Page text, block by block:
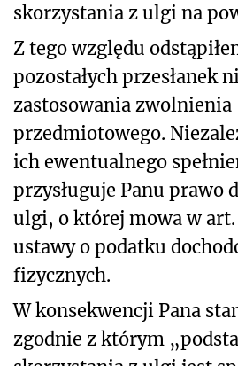
skorzystania z ulgi na
Z tego względu
pozostałych przesłanek
zastosowania zwolnienia
przedmiotowego.
ich ewentualnego
przysługuje Panu prawo
ulgi, o której mowa w art.
ustawy o podatku
fizycznych.
W konsekwencji Pana
zgodnie z którym